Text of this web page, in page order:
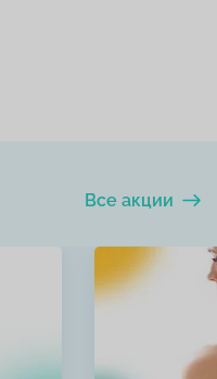
Все акции